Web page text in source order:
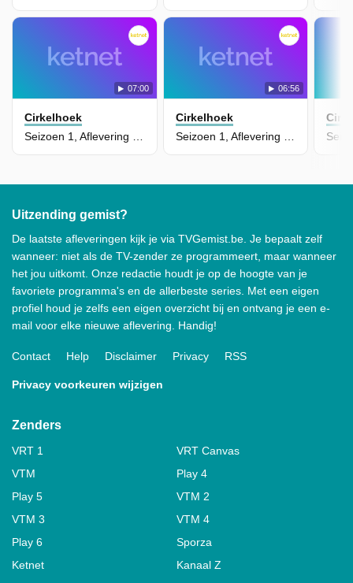
07:00
Cirkelhoek
06:56
Cirkelhoek
Uitzending gemist?
De laatste afleveringen kijk je via TVGemist.be. Je bepaalt zelf
wanneer: niet als de TV-zender ze programmeert, maar wanneer
het jou uitkomt. Onze redactie houdt je op de hoogte van je
favoriete programma's en de allerbeste series. Met een eigen
profiel houd je zelfs een eigen overzicht bij en ontvang je een e-
mail voor elke nieuwe aflevering. Handig!
Contact Help Disclaimer Privacy RSS
Privacy voorkeuren wijzigen
Zenders
VRT 1
VRT Canvas
VTM
Play 4
Play 5
VTM 2
VTM 3
VTM 4
Play 6
Sporza
Ketnet
Kanaal Z